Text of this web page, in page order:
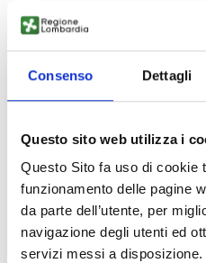
Consenso Dettagli
Questo sito web utilizza i
Questo Sito fa uso di cookie
funzionamento delle pagine
da parte dell’utente, per
navigazione degli utenti ed
servizi messi a disposizione.
L’Avviso è rivolto a soggetti
svolgereattività di gestione
studenti universitari, ed è
posti letto entro 2026.
Le risorse complessive
Aquesto link del sito MUR
FAQ aggiornate al 6 febbraio
tag tematici.